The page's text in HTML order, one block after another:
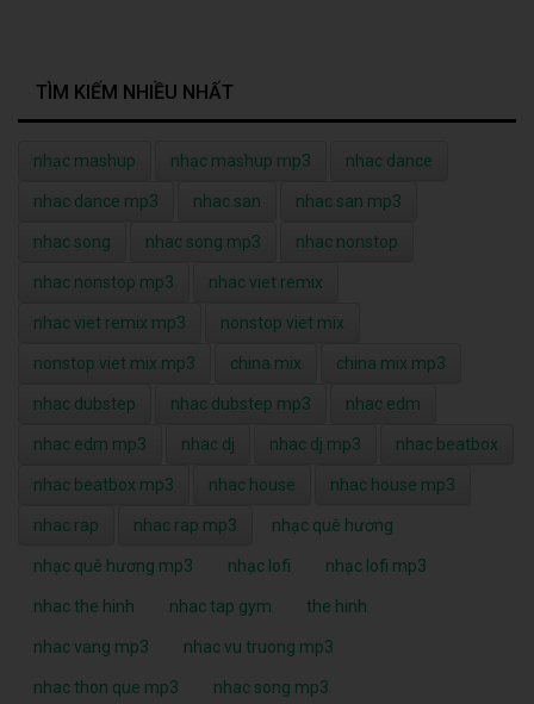
TÌM KIẾM NHIỀU NHẤT
nhạc mashup nhạc mashup mp3 nhac dance
nhac dance mp3 nhac san nhac san mp3
nhac song nhac song mp3 nhac nonstop
nhac nonstop mp3 nhac viet remix
nhac viet remix mp3 nonstop viet mix
nonstop viet mix mp3 china mix china mix mp3
nhac dubstep nhac dubstep mp3 nhac edm
nhac edm mp3 nhac dj nhac dj mp3 nhac beatbox
nhac beatbox mp3 nhac house nhac house mp3
nhac rap nhac rap mp3 nhạc quê hương
nhạc quê hương mp3 nhạc lofi nhạc lofi mp3
nhac the hinh nhac tap gym the hinh
nhac vang mp3 nhac vu truong mp3
nhac thon que mp3 nhac song mp3